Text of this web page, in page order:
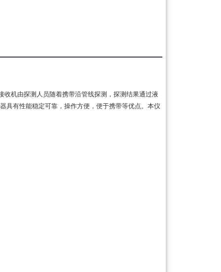
机由探测人员随着携带沿管线探测，探测结果通过液
具有性能稳定可靠，操作方便，便于携带等优点。本仪